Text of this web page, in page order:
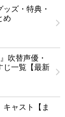
ッズ・特典・
め
吹替声優・
じ一覧【最新
ャスト【ま